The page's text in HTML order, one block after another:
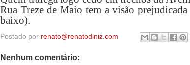
Rua Treze de Maio tem a visão
baixo).
Postado por renato@renatodiniz.com
Nenhum comentário: